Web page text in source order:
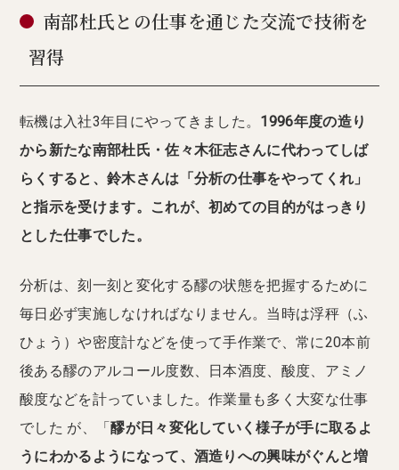
南部杜氏との仕事を通じた交流で技術を
習得
転機は入社3年目にやってきました。 1996年度の造り
から新たな南部杜氏・佐々木征志さんに代わってしば
らくすると、鈴木さんは「分析の仕事をやってくれ」
と指示を受けます。これが、初めての目的がはっきり
とした仕事でした。
分析は、刻一刻と変化する醪の状態を把握するために
毎日必ず実施しなければなりません。当時は浮秤（ふ
ひょう）や密度計などを使って手作業で、常に20本前
後ある醪のアルコール度数、日本酒度、酸度、アミノ
酸度などを計っていました。作業量も多く大変な仕事
でした が、「醪が日々変化していく様子が手に取るよ
うにわかるようになって、酒造りへの興味がぐんと増